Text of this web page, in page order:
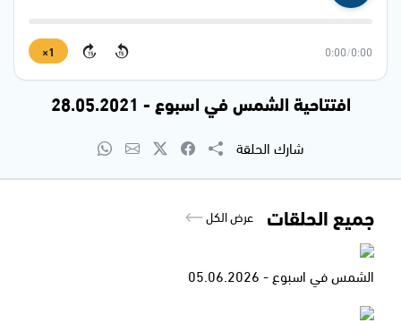
0:00
/
0:00
15
15
1×
افتتاحية الشمس في اسبوع - 28.05.2021
شارك الحلقة
جميع الحلقات عرض الكل
الشمس في اسبوع - 05.06.2026